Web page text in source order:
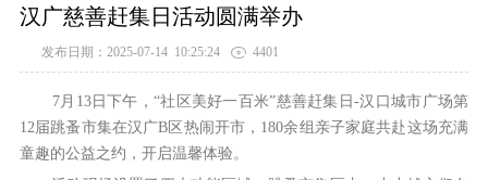
汉广慈善赶集日活动圆满举办
发布日期：2025-07-14 10:25:24 4401
7月13日下午，“社区美好一百米”慈善赶集日-汉口城市广场第
12届跳蚤市集在汉广B区热闹开市，180余组亲子家庭共赴这场充满
童趣的公益之约，开启温馨体验。